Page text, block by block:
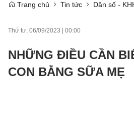
Trang chủ Tin tức Dân số -
Thứ tư, 06/09/2023 00:00
NHỮNG ĐIỀU CẦN
CON BẰNG SỮA MẸ